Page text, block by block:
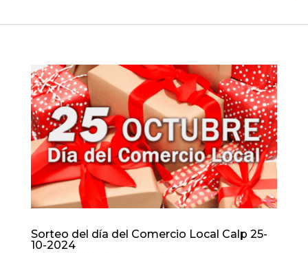
Sorteo del día del Comercio Local Calp 25-
10-2024